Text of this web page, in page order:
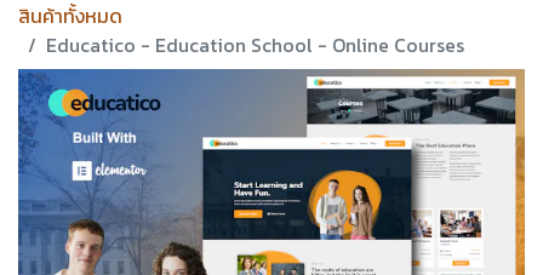
สินค้าทั้งหมด
Educatico - Education School - Online Courses